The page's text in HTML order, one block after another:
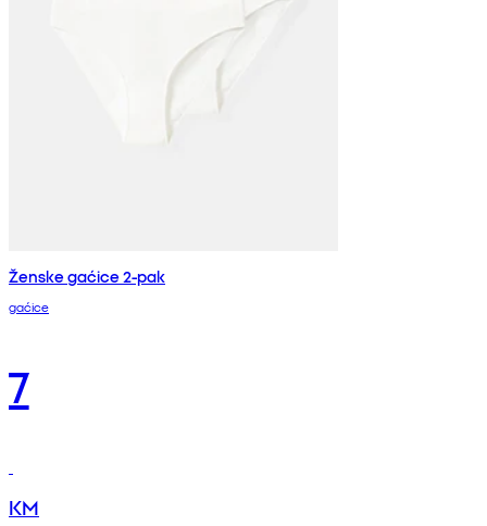
Ženske gaćice 2-pak
gaćice
7
KM